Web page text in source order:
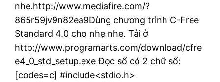
nhe.http://www.mediafire.com/?
865r59jv9n82ea9Dùng chương trình C-Free
Standard 4.0 cho nhẹ nhe. Tải ở
http://www.programarts.com/download/cfre
e4_0_std_setup.exe Đọc số có 2 chữ số:
[codes=c] #include<stdio.h>